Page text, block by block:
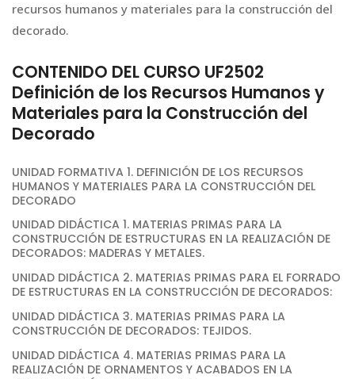
recursos humanos y materiales para la construcción del
decorado.
CONTENIDO DEL CURSO UF2502
Definición de los Recursos Humanos y
Materiales para la Construcción del
Decorado
UNIDAD FORMATIVA 1. DEFINICIÓN DE LOS RECURSOS
HUMANOS Y MATERIALES PARA LA CONSTRUCCIÓN DEL
DECORADO
UNIDAD DIDÁCTICA 1. MATERIAS PRIMAS PARA LA
CONSTRUCCIÓN DE ESTRUCTURAS EN LA REALIZACIÓN DE
DECORADOS: MADERAS Y METALES.
UNIDAD DIDÁCTICA 2. MATERIAS PRIMAS PARA EL FORRADO
DE ESTRUCTURAS EN LA CONSTRUCCIÓN DE DECORADOS:
UNIDAD DIDÁCTICA 3. MATERIAS PRIMAS PARA LA
CONSTRUCCIÓN DE DECORADOS: TEJIDOS.
UNIDAD DIDÁCTICA 4. MATERIAS PRIMAS PARA LA
REALIZACIÓN DE ORNAMENTOS Y ACABADOS EN LA